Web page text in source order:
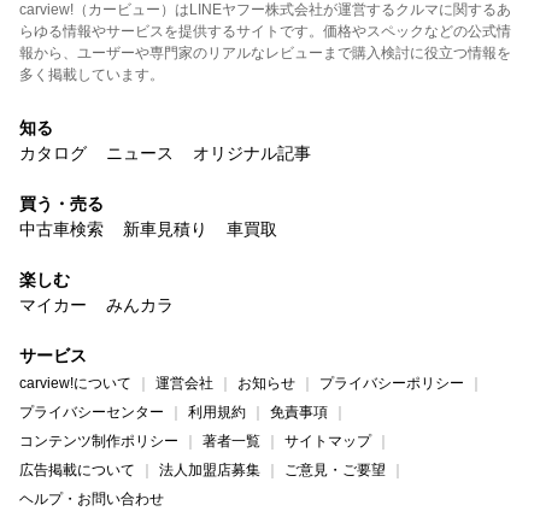
carview!（カービュー）はLINEヤフー株式会社が運営するクルマに関するあ
らゆる情報やサービスを提供するサイトです。価格やスペックなどの公式情
報から、ユーザーや専門家のリアルなレビューまで購入検討に役立つ情報を
多く掲載しています。
知る
カタログ
ニュース オリジナル記事
買う・売る
中古車検索
新車見積り 車買取
楽しむ
マイカー
みんカラ
サービス
carview!について 運営会社 お知らせ
プライバシーポリシー
プライバシーセンター
利用規約
免責事項
コンテンツ制作ポリシー
著者一覧
サイトマップ
広告掲載について
法人加盟店募集
ご意見・ご要望
ヘルプ・お問い合わせ